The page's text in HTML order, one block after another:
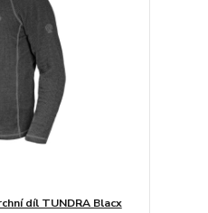
díl TUNDRA Blacx